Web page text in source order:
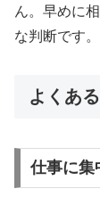
ん。早めに
な判断です。
よくあ
仕事に集